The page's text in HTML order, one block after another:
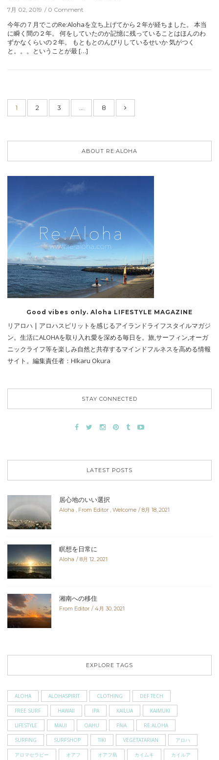
7月 02, 2019 0 Comment
今年の７月でこのRe:Alohaを立ち上げてから２年が経ちました。 本当
に瞬く間の２年。 何をしていたのか記憶に残っていることはほんのわ
ずかなくらいの２年。 もともとのんびりしているせいか 気がつく
と。。。ということが最 […]
1 2 3 8
ABOUT RE:ALOHA
Good vibes only. Aloha LIFESTYLE MAGAZINE
リアロハ | アロハスピリットを感じるアイランドライフスタイルマガジ
ン。生活にALOHAを取り入れ愛を深める毎日を。旅,サーフィン,オーガ
ニックライフ等を楽しみ自然と共存するマインドフルネスを高める情報
サイト。編集責任者：HIkaru Okura
STAY CONNECTED
LATEST POSTS
居心地のいい選択
Aloha , From Editor , Welcome 8月 18, 2021
瞑想を日常に
Aloha 8月 12, 2021
湘南への移住
From Editor 4月 30, 2021
EXPLORE TAGS
ALOHA ALOHASPIRIT CLOTHING DEF TECH
FREE SURF HAWAII IPA KAILUA KAIMUKI
LIFESTYLE MAUI OAHU PAIA RE:ALOHA
SURFING SURFSHOP TIKI VEGETATARIAN アロハ
アロマセラピー オアフ オアフ島 カイムキ カイルア